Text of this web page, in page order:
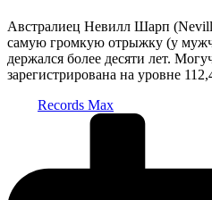
Австралиец Невилл Шарп
самую громкую отрыжку (у
держался более десяти лет.
зарегистрирована на уровне
Records Max